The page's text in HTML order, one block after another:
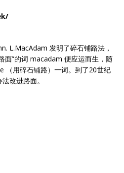
L.MacAdam 发明了碎石铺路法，
面”的词 macadam 便应运而生，随
（用碎石铺路）一词。到了20世纪
改进路面。